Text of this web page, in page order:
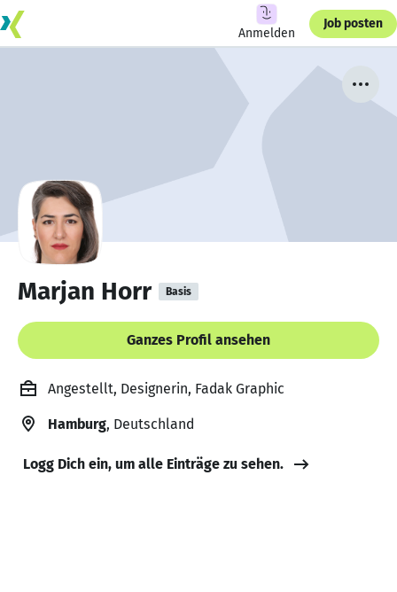
Anmelden
Job posten
Marjan Horr Basis
Ganzes Profil ansehen
Angestellt, Designerin, Fadak Graphic
Hamburg, Deutschland
Logg Dich ein, um alle Einträge zu sehen.